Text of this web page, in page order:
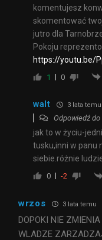
komentujesz
skomentować
jutro dla
Pokoju
https://youtu.be/
1 0
walt 3 lata temu
Odpowiedź do
jak to w życiu-
tusku,inni w panu
siebie.różnie
0 -2
wrzos 3 lata temu
DOPOKI NIE
WLADZE